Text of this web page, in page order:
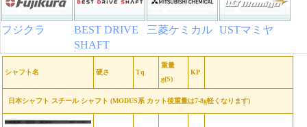
フジクラ
BEST DRIVE
SHAFT
三菱ケミカル USTマミヤ
シャフト名 硬さ Tq
重量
g(S)
KP
日本シャフト スチール シャフト (MODUS系 カット後重量は7-8g軽くなります)